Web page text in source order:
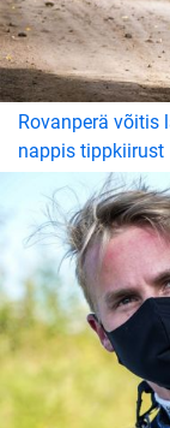
Rovanperä võitis
nappis tippkiirust